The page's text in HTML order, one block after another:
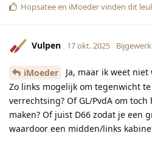
Hopsateeen iMoedervinden dit
Vulpen 17 okt. 2025
iMoeder
Ja, maar ik weet
Zo links mogelijk om tegenwicht
verrechtsing? Of GL/PvdA om
maken? Of juist D66 zodat je een
waardoor een midden/links